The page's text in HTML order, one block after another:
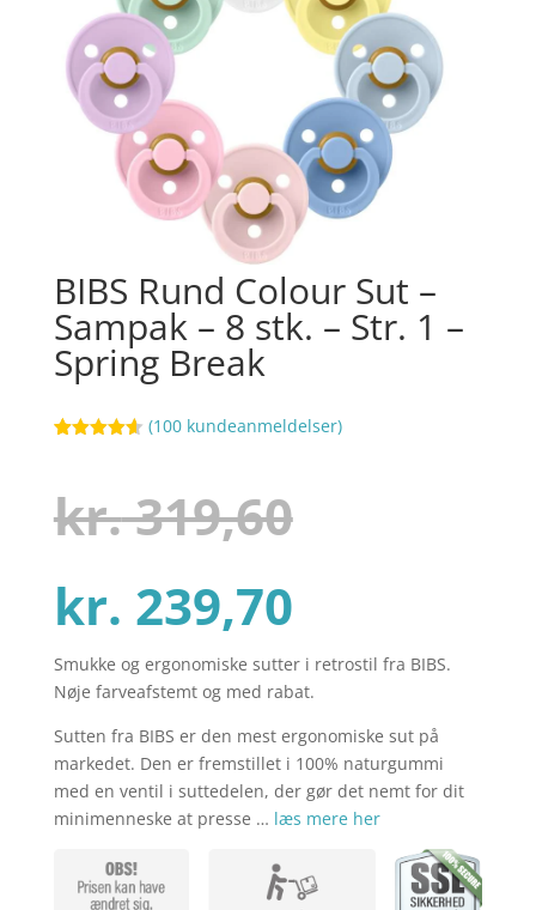
BIBS Rund Colour Sut –
Sampak – 8 stk. – Str. 1 –
Spring Break
baseret på
kundebedø
mmelser
(100 kundeanmeldelser)
kr.319,60
pris
var:
kr.
kr. 239,70Den
aktuelle
pris
er:
Smukke og ergonomiske sutter i retrostil fra BIBS.
Nøje farveafstemt og med rabat.
Sutten fra BIBS er den mest ergonomiske sut på
markedet. Den er fremstillet i 100% naturgummi
med en ventil i suttedelen, der gør det nemt for dit
minimenneske at presse … læs mere her